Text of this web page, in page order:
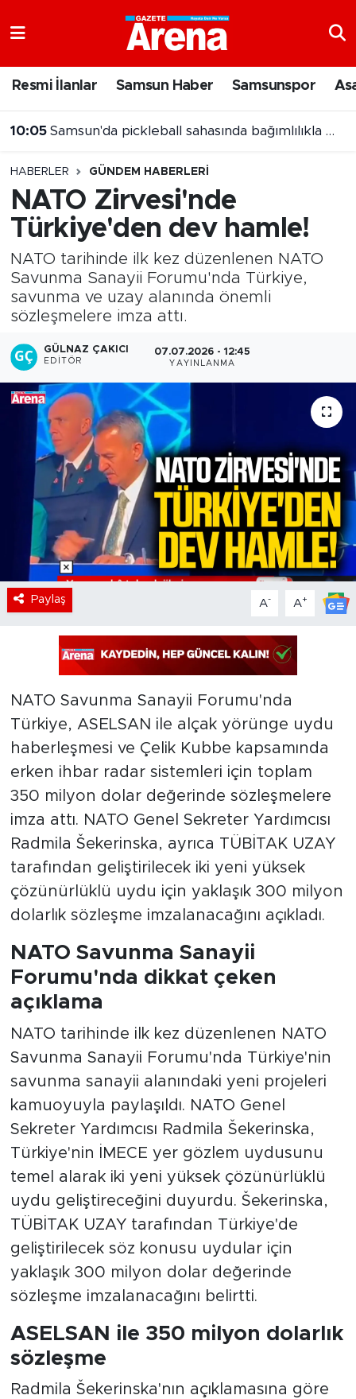
Resmi İlanlar Samsun Haber Samsunspor
10:05 Samsun'da pickleball sahasında bağımlılıkla mücadele mesajı
HABERLER GÜNDEM HABERLERI
NATO Zirvesi'nde
Türkiye'den dev hamle!
NATO tarihinde ilk kez düzenlenen NATO
Savunma Sanayii Forumu'nda Türkiye,
savunma ve uzay alanında önemli
sözleşmelere imza attı.
GÜLNAZ ÇAKICI
EDITÖR
07.07.2026 - 12:45
YAYINLANMA
Paylaş A- A+
NATO Savunma Sanayii Forumu'nda
Türkiye, ASELSAN ile alçak yörünge uydu
haberleşmesi ve Çelik Kubbe kapsamında
erken ihbar radar sistemleri için toplam
350 milyon dolar değerinde sözleşmelere
imza attı. NATO Genel Sekreter Yardımcısı
Radmila Šekerinska, ayrıca TÜBİTAK UZAY
tarafından geliştirilecek iki yeni yüksek
çözünürlüklü uydu için yaklaşık 300 milyon
dolarlık sözleşme imzalanacağını açıkladı.
NATO Savunma Sanayii
Forumu'nda dikkat çeken
açıklama
NATO tarihinde ilk kez düzenlenen NATO
Savunma Sanayii Forumu'nda Türkiye'nin
savunma sanayii alanındaki yeni projeleri
kamuoyuyla paylaşıldı. NATO Genel
Sekreter Yardımcısı Radmila Šekerinska,
Türkiye'nin İMECE yer gözlem uydusunu
temel alarak iki yeni yüksek çözünürlüklü
uydu geliştireceğini duyurdu. Šekerinska,
TÜBİTAK UZAY tarafından Türkiye'de
geliştirilecek söz konusu uydular için
yaklaşık 300 milyon dolar değerinde
sözleşme imzalanacağını belirtti.
ASELSAN ile 350 milyon dolarlık
sözleşme
Radmila Šekerinska'nın açıklamasına göre
Samsun Namaz Vakitleri
Süper Lig Puan Durumu ve Fikstür
Tüm Manşetler
Son Dakika Haberleri
Haber Arşivi